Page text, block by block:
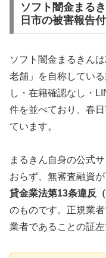
ソフト闇金まる
日市の被害報告付
ソフト闇金まるきん
老舗」を自称してい
し・在籍確認なし・
件を並べており、春
ています。
まるきん自身の公式
おらず、無審査融資
貸金業法第13条違反
のものです。正規業
業者であることの証左